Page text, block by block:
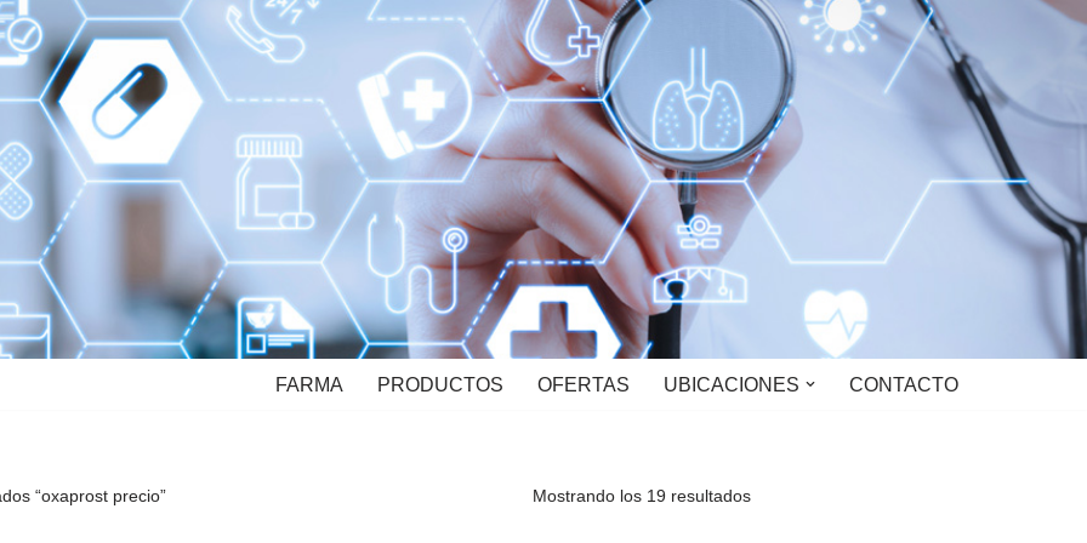
FARMA PRODUCTOS OFERTAS UBICACIONES CONTACTO
“oxaprost precio” Mostrando los 19 resultados